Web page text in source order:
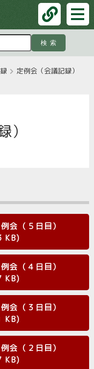
検索
定例会（会議記録）
）
会（５日目）
KB)
会（４日目）
KB)
会（３日目）
KB)
会（２日目）
KB)